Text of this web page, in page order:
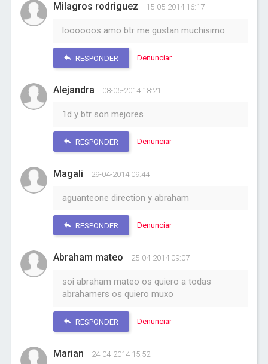
Milagros rodriguez 15-05-2014 16:17
loooooos amo btr me gustan muchisimo
RESPONDER Denunciar
Alejandra 08-05-2014 18:21
1d y btr son mejores
RESPONDER Denunciar
Magali 29-04-2014 09:44
aguanteone direction y abraham
RESPONDER Denunciar
Abraham mateo 25-04-2014 09:07
soi abraham mateo os quiero a todas
abrahamers os quiero muxo
RESPONDER Denunciar
Marian 24-04-2014 15:52